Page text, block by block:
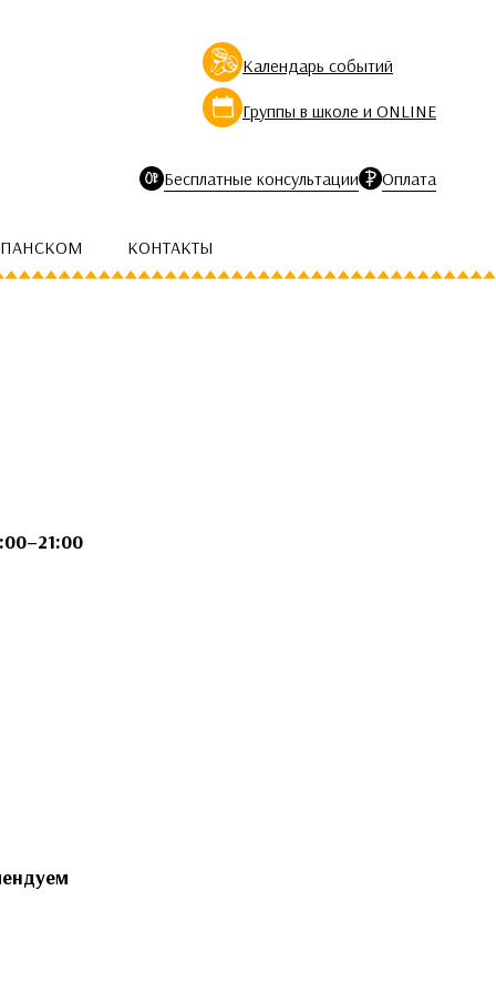
Бесплатные консультации Оплата
Календарь событий
Группы в школе и ONLINE
КОНТАКТЫ